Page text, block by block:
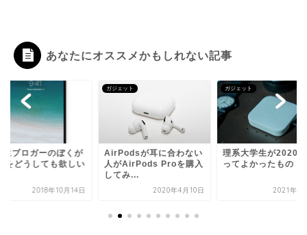
あなたにオススメかもしれない記事
生ブロガーのぼくが
をどうしても欲しい
2018年10月14日
ガジェット
AirPodsが耳に合わない
人がAirPods Proを購入
してみ...
2020年4月10日
ガジェット
理系大学生が2020
ってよかったもの
2021年1